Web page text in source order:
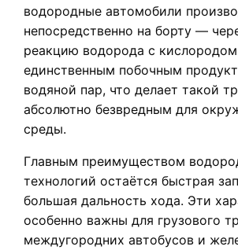
водородные автомобили
непосредственно на борту —
реакцию водорода с
единственным побочным
водяной пар, что делает такой
абсолютно безвредным для
среды.
Главным преимуществом
технологий остаётся быстрая
большая дальность хода. Эти
особенно важны для грузового
междугородних автобусов и